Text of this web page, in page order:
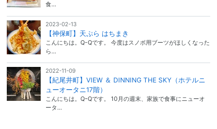
食…
2023-02-13
【神保町】天ぷら はちまき
こんにちは。Q-Qです。 今度はスノボ用ブーツがほしくなった
ら…
2022-11-09
【紀尾井町】VIEW ＆ DINNING THE SKY（ホテルニ
ューオータニ17階）
こんにちは。QｰQです。 10月の週末、家族で食事にニューオ
ータ…